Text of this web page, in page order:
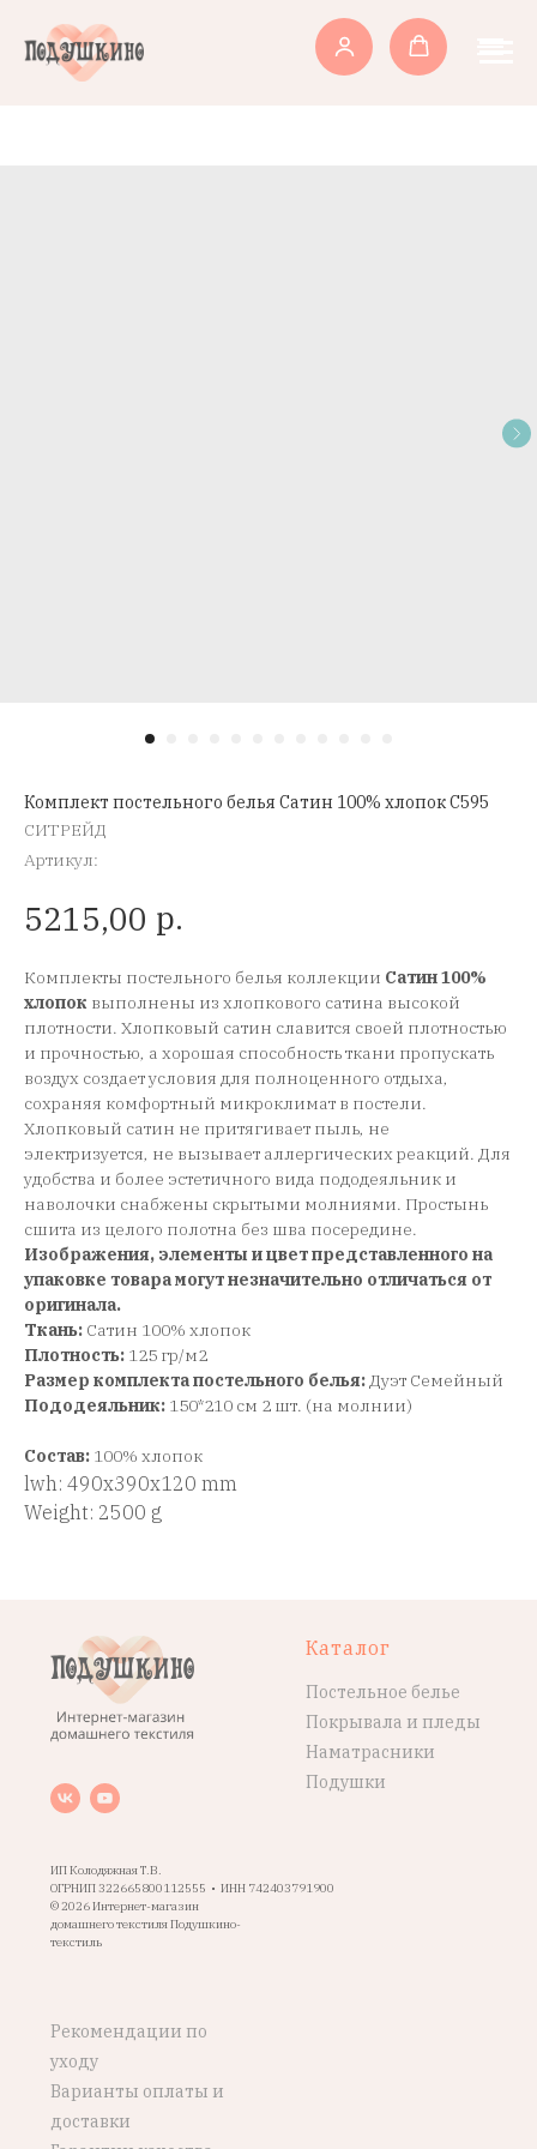
Комплект постельного белья Сатин 100% хлопок C595
СИТРЕЙД
Артикул:
5215,00 р.
Комплекты постельного белья коллекции Сатин 100%
хлопок выполнены из хлопкового сатина высокой
плотности. Хлопковый сатин славится своей плотностью
и прочностью, а хорошая способность ткани пропускать
воздух создает условия для полноценного отдыха,
сохраняя комфортный микроклимат в постели.
Хлопковый сатин не притягивает пыль, не
электризуется, не вызывает аллергических реакций. Для
удобства и более эстетичного вида пододеяльник и
наволочки снабжены скрытыми молниями. Простынь
сшита из целого полотна без шва посередине.
Изображения, элементы и цвет представленного на
упаковке товара могут незначительно отличаться от
оригинала.
Ткань: Сатин 100% хлопок
Плотность: 125 гр/м2
Размер комплекта постельного белья:Дуэт Семейный
Пододеяльник: 150*210 см 2 шт. (на молнии)
Состав: 100% хлопок
lwh: 490x390x120 mm
Weight: 2500 g
ИП Колодяжная Т.В.
ОГРНИП 322665800112555 • ИНН 742403791900
© 2026 Интернет-магазин
домашнего текстиля Подушкино-
текстиль
Каталог
Постельное белье
Покрывала и пледы
Наматрасники
Подушки
Рекомендации по
уходу
Варианты оплаты и
доставки